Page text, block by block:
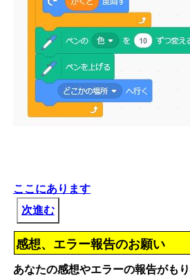
ここにあります
次進む
感想、エラー報告のお願い
あなたの感想やエラーの報告がも